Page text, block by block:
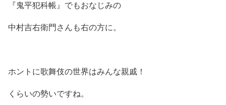
『鬼平犯科帳』でもおなじみの
中村吉右衛門さんも右の方に。
ホントに歌舞伎の世界はみんな親戚！
くらいの勢いですね。